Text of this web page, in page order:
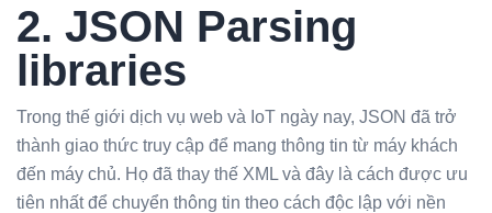
2. JSON Parsing
libraries
Trong thế giới dịch vụ web và IoT ngày nay, JSON đã trở
thành giao thức truy cập để mang thông tin từ máy khách
đến máy chủ. Họ đã thay thế XML và đây là cách được ưu
tiên nhất để chuyển thông tin theo cách độc lập với nền